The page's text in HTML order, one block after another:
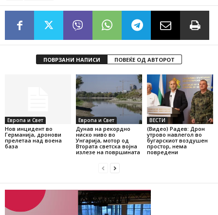
ПОВРЗАНИ НАПИСИ ПОВЕЌЕ ОД АВТОРОТ
Европа и Свет
Нов инцидент во
Германија, дронови
прелетаа над воена
база
Европа и Свет
Дунав на рекордно
ниско ниво во
Унгарија, мотор од
Втората светска војна
излезе на површината
ВЕСТИ
(Видео) Радев: Дрон
утрово навлегол во
бугарскиот воздушен
простор, нема
повредени